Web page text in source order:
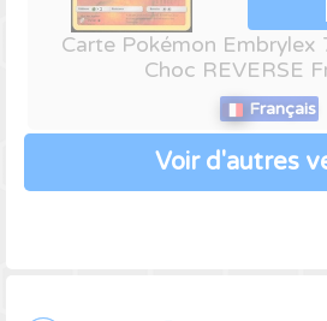
Carte Pokémon
Choc REVERSE
Français
Voir d'autres